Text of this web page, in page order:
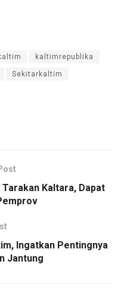
kaltimrepublika
Sekitarkaltim
Kaltara, Dapat
Ingatkan Pentingnya
Jantung